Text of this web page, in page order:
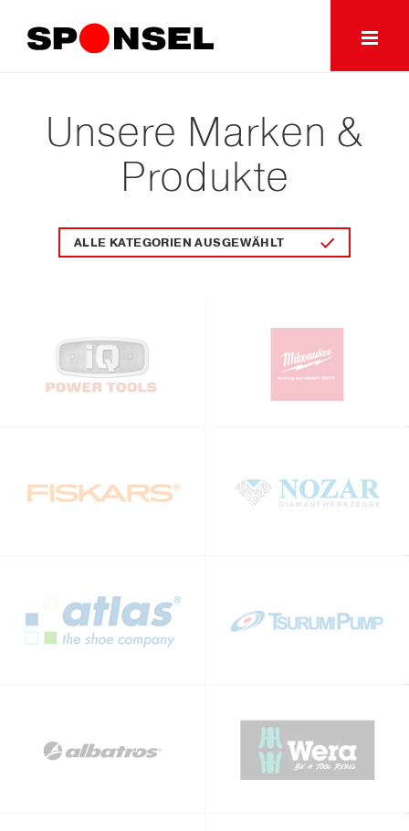
Unsere Marken &
Produkte
ALLE KATEGORIEN AUSGEWÄHLT